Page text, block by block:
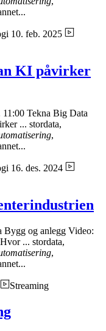
10. feb. 2025
KI påvirker
11:00 Tekna Big Data
... stordata,
,
16. des. 2024
Bygg og anlegg Video:
... stordata,
,
Streaming